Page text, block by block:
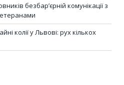
безбар’єрній комунікації з
колії у Львові: рух кількох